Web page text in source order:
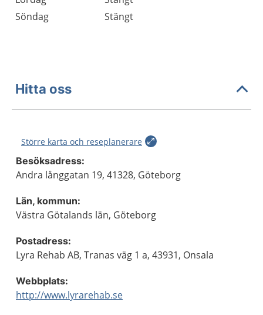
Söndag
Stängt
Hitta oss
Större karta och reseplanerare
Besöksadress:
Andra långgatan 19, 41328, Göteborg
Län, kommun:
Västra Götalands län, Göteborg
Postadress:
Lyra Rehab AB, Tranas väg 1 a, 43931, Onsala
Webbplats:
http://www.lyrarehab.se